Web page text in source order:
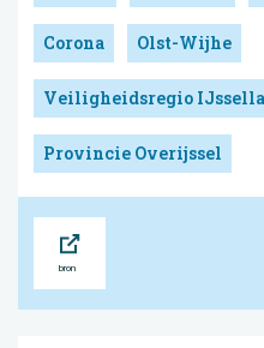
Corona Olst-Wijhe
Veiligheidsregio
Provincie Overijssel